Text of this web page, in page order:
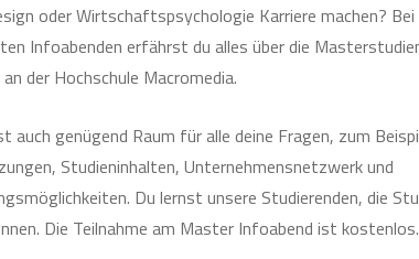
oder Wirtschaftspsychologie Karriere machen? Bei
Infoabenden erfährst du alles über die
der Hochschule Macromedia.
auch genügend Raum für alle deine Fragen, zum
Studieninhalten, Unternehmensnetzwerk und
Du lernst unsere Studierenden, die
Die Teilnahme am Master Infoabend ist kostenlos.